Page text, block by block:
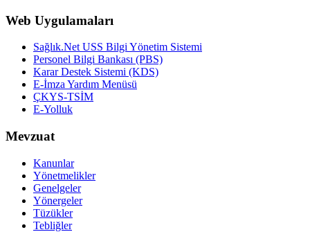
Web Uygulamaları
Sağlık.Net USS Bilgi Yönetim Sistemi
Personel Bilgi Bankası (PBS)
Karar Destek Sistemi (KDS)
E-İmza Yardım Menüsü
ÇKYS-TSİM
E-Yolluk
Mevzuat
Kanunlar
Yönetmelikler
Genelgeler
Yönergeler
Tüzükler
Tebliğler